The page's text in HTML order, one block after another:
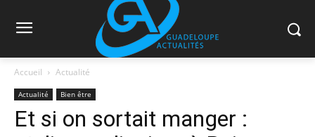
Accueil Actualité
Actualité Bien être
Et si on sortait manger :